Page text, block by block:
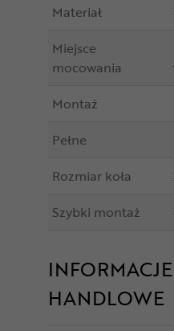
Materiał
Miejsce
mocowania
Montaż
Pełne
Rozmiar koła
Szybki montaż
INFORMACJE
HANDLOWE